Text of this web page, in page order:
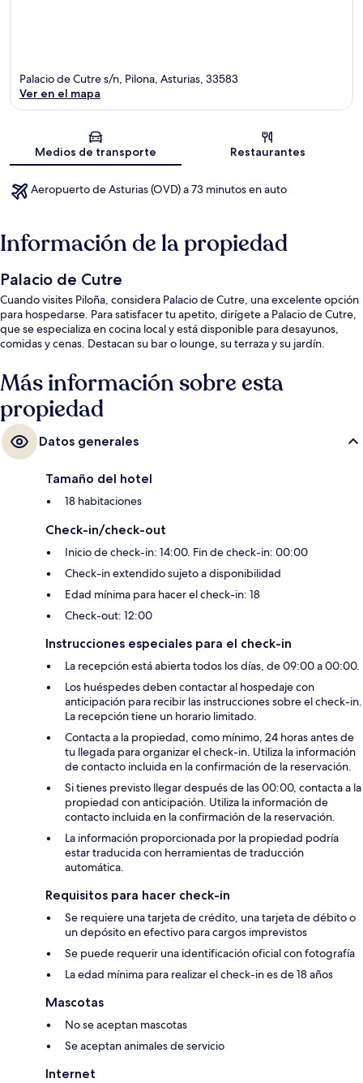
Sección del mapa
Palacio de Cutre s/n, Pilona, Asturias, 33583
Ver en el mapa
Medios de transporte Restaurantes
Aeropuerto de Asturias (OVD) a 73 minutos en auto
Información de la propiedad
Palacio de Cutre
Cuando visites Piloña, considera Palacio de Cutre, una excelente opción
para hospedarse. Para satisfacer tu apetito, dirígete a Palacio de Cutre,
que se especializa en cocina local y está disponible para desayunos,
comidas y cenas. Destacan su bar o lounge, su terraza y su jardín.
Más información sobre esta
propiedad
Datos generales
Tamaño del hotel
18 habitaciones
Check-in/check-out
Inicio de check-in: 14:00. Fin de check-in: 00:00
Check-in extendido sujeto a disponibilidad
Edad mínima para hacer el check-in: 18
Check-out: 12:00
Instrucciones especiales para el check-in
La recepción está abierta todos los días, de 09:00 a 00:00.
Los huéspedes deben contactar al hospedaje con
anticipación para recibir las instrucciones sobre el check-in.
La recepción tiene un horario limitado.
Contacta a la propiedad, como mínimo, 24 horas antes de
tu llegada para organizar el check-in. Utiliza la información
de contacto incluida en la confirmación de la reservación.
Si tienes previsto llegar después de las 00:00, contacta a la
propiedad con anticipación. Utiliza la información de
contacto incluida en la confirmación de la reservación.
La información proporcionada por la propiedad podría
estar traducida con herramientas de traducción
automática.
Requisitos para hacer check-in
Se requiere una tarjeta de crédito, una tarjeta de débito o
un depósito en efectivo para cargos imprevistos
Se puede requerir una identificación oficial con fotografía
La edad mínima para realizar el check-in es de 18 años
Mascotas
No se aceptan mascotas
Se aceptan animales de servicio
Internet